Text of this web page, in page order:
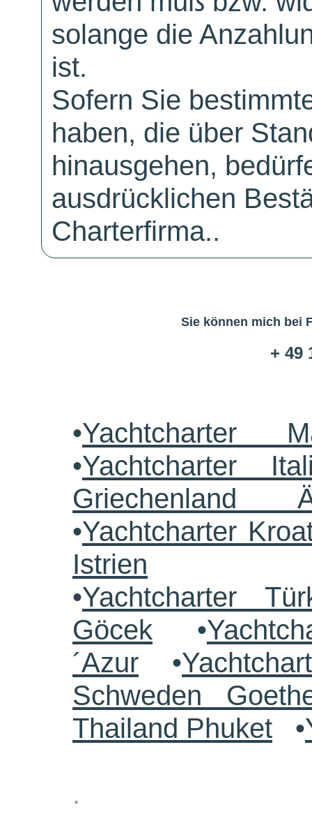
solange die
ist.
Sofern Sie
haben, die über
hinausgehen,
ausdrücklichen
Charterfirma..
Sie können mich bei
+ 49
•Yachtcharter
•Yachtcharter
Griechenland
•Yachtcharter
Istrien
•Yachtcharter
Göcek •
´Azur •
Schweden
Thailand Phuket •
.